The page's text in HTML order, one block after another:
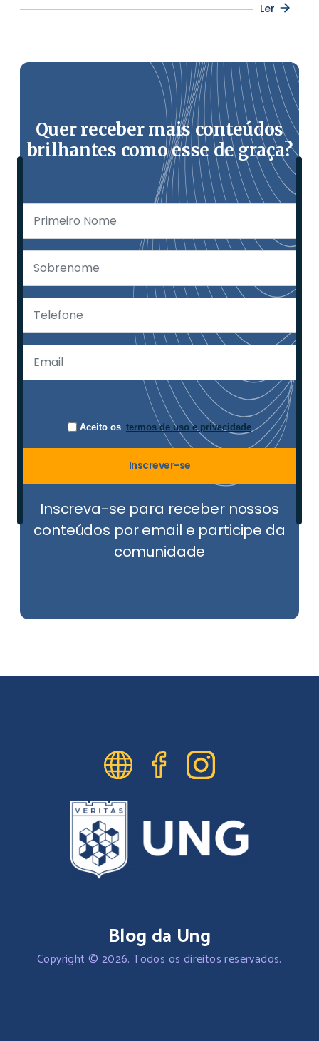
Ler
Quer receber mais conteúdos
brilhantes como esse de graça?
Aceito os termos de uso e privacidade
Inscrever-se
Inscreva-se para receber nossos
conteúdos por email e participe da
comunidade
Blog da Ung
Copyright © 2026. Todos os direitos reservados.